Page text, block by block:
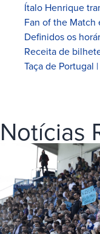
Ítalo Henrique
Fan of the Match
Definidos os
Receita de
Taça de Portugal
Notícias